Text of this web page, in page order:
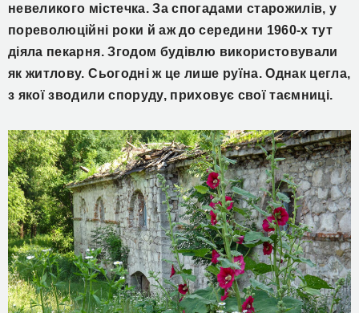
невеликого містечка. За спогадами старожилів, у
пореволюційні роки й аж до середини 1960-х тут
діяла пекарня. Згодом будівлю використовували
як житлову. Сьогодні ж це лише руїна. Однак цегла,
з якої зводили споруду, приховує свої таємниці.